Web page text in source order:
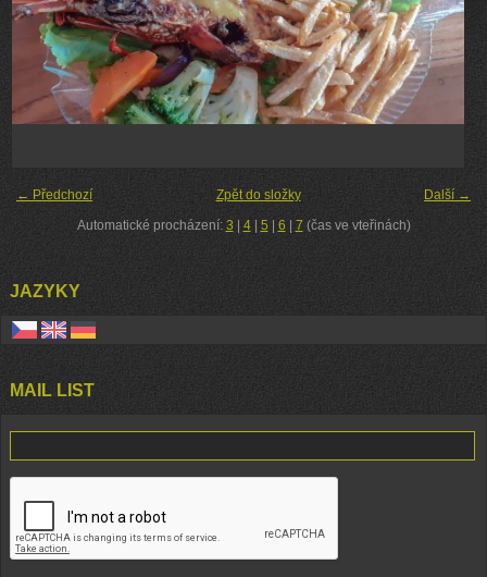
← Předchozí Další →
Zpět do složky
Automatické procházení: 3 4| 5 6 7(čas ve vteřinách)
JAZYKY
MAIL LIST